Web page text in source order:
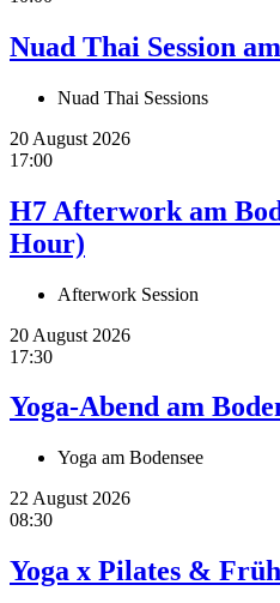
Nuad Thai Session
Nuad Thai Sessions
20 August 2026
17:00
H7 Afterwork am
Hour)
Afterwork Session
20 August 2026
17:30
Yoga-Abend am
Yoga am Bodensee
22 August 2026
08:30
Yoga x Pilates &